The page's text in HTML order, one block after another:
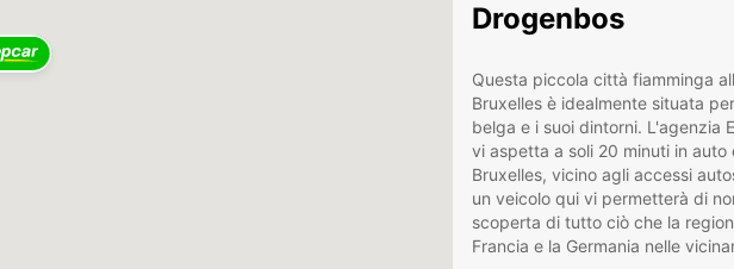
Drogenbos
Questa piccola città fiamminga
Bruxelles è idealmente situata
belga e i suoi dintorni. L'agenzia
vi aspetta a soli 20 minuti in auto
Bruxelles, vicino agli accessi
un veicolo qui vi permetterà di
scoperta di tutto ciò che la
Francia e la Germania nelle